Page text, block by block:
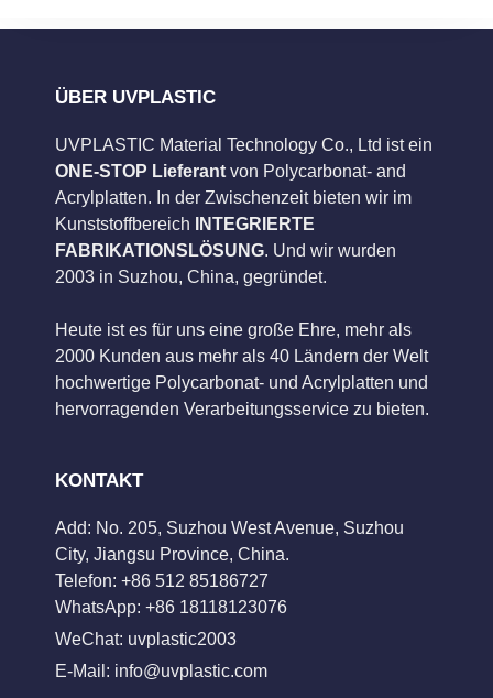
ÜBER UVPLASTIC
UVPLASTIC Material Technology Co., Ltd ist ein
ONE-STOP Lieferant von Polycarbonat- and
Acrylplatten. In der Zwischenzeit bieten wir im
Kunststoffbereich
INTEGRIERTE
FABRIKATIONSLÖSUNG. Und wir wurden
2003 in Suzhou, China, gegründet.
Heute ist es für uns eine große Ehre, mehr als
2000 Kunden aus mehr als 40 Ländern der Welt
hochwertige Polycarbonat- und Acrylplatten und
hervorragenden Verarbeitungsservice zu bieten.
KONTAKT
Add: No. 205, Suzhou West Avenue, Suzhou
City, Jiangsu Province, China.
Telefon: +86 512 85186727
WhatsApp: +86 18118123076
WeChat: uvplastic2003
E-Mail: info@uvplastic.com